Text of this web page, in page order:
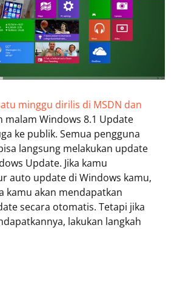
minggu dirilis di MSDN dan
malam Windows 8.1 Update
ke publik. Semua pengguna
langsung melakukan update
Update. Jika kamu
auto update di Windows kamu,
kamu akan mendapatkan
secara otomatis. Tetapi jika
lakukan langkah